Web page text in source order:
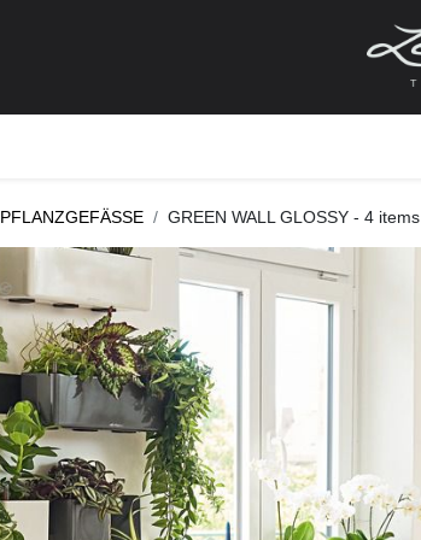
PFLANZGEFÄSSE GREEN WALL GLOSSY- 4 items